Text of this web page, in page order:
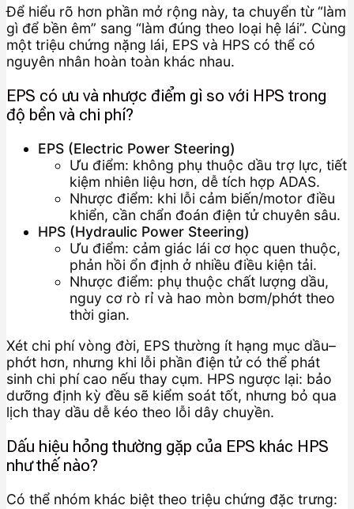
Để hiểu rõ hơn phần mở rộng này, ta chuyển từ “làm
gì để bền êm” sang “làm đúng theo loại hệ lái”. Cùng
một triệu chứng nặng lái, EPS và HPS có thể có
nguyên nhân hoàn toàn khác nhau.
EPS có ưu và nhược điểm gì so với HPS trong
độ bền và chi phí?
EPS (Electric Power Steering)
Ưu điểm: không phụ thuộc dầu trợ lực, tiết
kiệm nhiên liệu hơn, dễ tích hợp ADAS.
Nhược điểm: khi lỗi cảm biến/motor điều
khiển, cần chẩn đoán điện tử chuyên sâu.
HPS (Hydraulic Power Steering)
Ưu điểm: cảm giác lái cơ học quen thuộc,
phản hồi ổn định ở nhiều điều kiện tải.
Nhược điểm: phụ thuộc chất lượng dầu,
nguy cơ rò rỉ và hao mòn bơm/phớt theo
thời gian.
Xét chi phí vòng đời, EPS thường ít hạng mục dầu–
phớt hơn, nhưng khi lỗi phần điện tử có thể phát
sinh chi phí cao nếu thay cụm. HPS ngược lại: bảo
dưỡng định kỳ đều sẽ kiểm soát tốt, nhưng bỏ qua
lịch thay dầu dễ kéo theo lỗi dây chuyền.
Dấu hiệu hỏng thường gặp của EPS khác HPS
như thế nào?
Có thể nhóm khác biệt theo triệu chứng đặc trưng: